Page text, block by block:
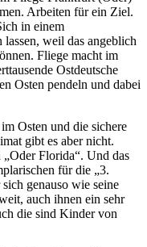
Arbeiten für ein Ziel.
in einem
weil das angeblich
Fliege macht im
Ostdeutsche
Osten pendeln und dabei
Osten und die sichere
gibt es aber nicht.
„Oder Florida“. Und das
für die „3.
genauso wie seine
auch ihnen ein sehr
die sind Kinder von